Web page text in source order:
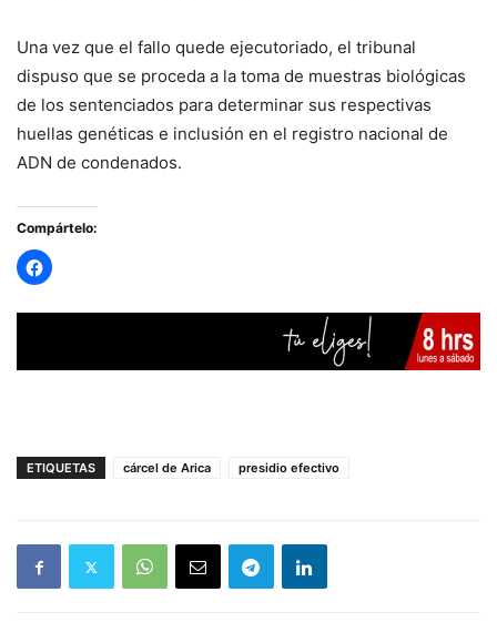
Una vez que el fallo quede ejecutoriado, el tribunal
dispuso que se proceda a la toma de muestras biológicas
de los sentenciados para determinar sus respectivas
huellas genéticas e inclusión en el registro nacional de
ADN de condenados.
Compártelo:
ETIQUETAS cárcel de Arica presidio efectivo